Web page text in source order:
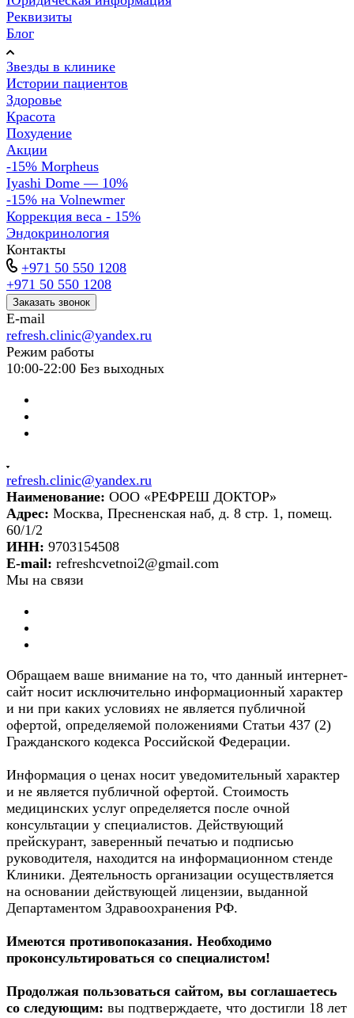
Реквизиты
Блог
Звезды в клинике
Истории пациентов
Здоровье
Красота
Похудение
Акции
-15% Morpheus
Iyashi Dome — 10%
-15% на Volnewmer
Коррекция веса - 15%
Эндокринология
Контакты
+971 50 550 1208
+971 50 550 1208
Заказать звонок
E-mail
refresh.clinic@yandex.ru
Режим работы
10:00-22:00 Без выходных
refresh.clinic@yandex.ru
Наименование: ООО «РЕФРЕШ ДОКТОР»
Адрес: Москва, Пресненская наб, д. 8 стр. 1, помещ.
60/1/2
ИНН: 9703154508
E-mail: refreshcvetnoi2@gmail.com
Мы на связи
Обращаем ваше внимание на то, что данный интернет-
сайт носит исключительно информационный характер
и ни при каких условиях не является публичной
офертой, определяемой положениями Статьи 437 (2)
Гражданского кодекса Российской Федерации.
Информация о ценах носит уведомительный характер
и не является публичной офертой. Стоимость
медицинских услуг определяется после очной
консультации у специалистов. Действующий
прейскурант, заверенный печатью и подписью
руководителя, находится на информационном стенде
Клиники. Деятельность организации осуществляется
на основании действующей лицензии, выданной
Департаментом Здравоохранения РФ.
Имеются противопоказания. Необходимо
проконсультироваться со специалистом!
Продолжая пользоваться сайтом, вы соглашаетесь
со следующим: вы подтверждаете, что достигли 18 лет